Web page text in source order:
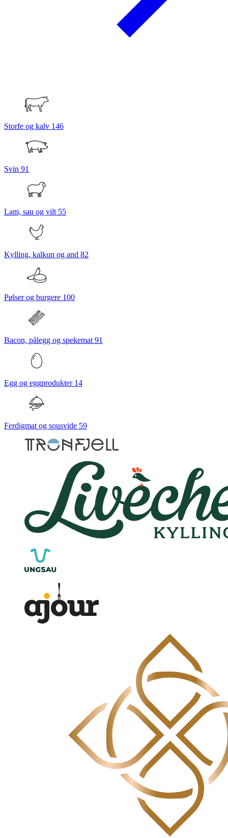
Storfe og kalv 146
Svin 91
Lam, sau og vilt 55
Kylling, kalkun og and 82
Pølser og burgere 100
Bacon, pålegg og spekemat 91
Egg og eggprodukter 14
Ferdigmat og sousvide 59